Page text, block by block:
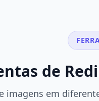
de
imagens em